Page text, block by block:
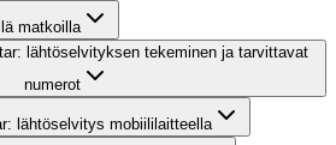
matkoilla
lähtöselvityksen tekeminen ja tarvittavat
numerot
lähtöselvitys mobiililaitteella